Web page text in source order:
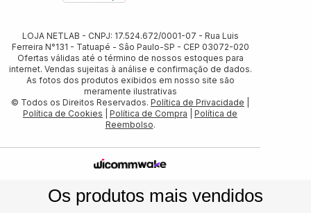
LOJA NETLAB - CNPJ: 17.524.672/0001-07 - Rua Luis
Ferreira N°131 - Tatuapé - Sâo Paulo-SP - CEP 03072-020
Ofertas válidas até o término de nossos estoques para
internet. Vendas sujeitas à análise e confirmação de dados.
As fotos dos produtos exibidos em nosso site são
meramente ilustrativas
© Todos os Direitos Reservados. Política de Privacidade
Política de Cookies
Política de Compra
Política de
Reembolso.